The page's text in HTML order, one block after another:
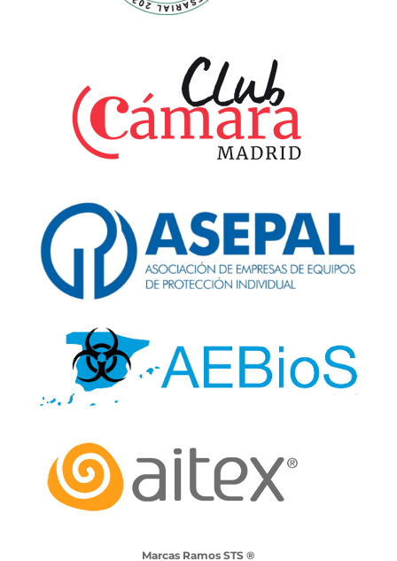
Marcas Ramos STS ®